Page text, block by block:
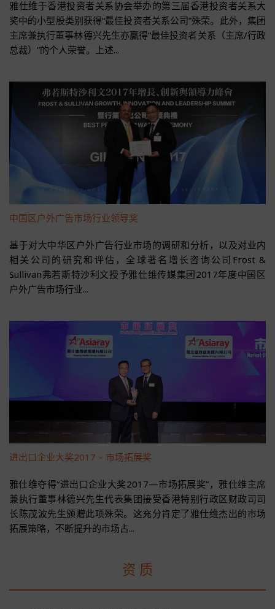
雅仕维于香港投资者关系协会举办的第三届香港投资者关系大
奖中的小型股类别获得“最佳投资者关系公司”殊荣。此外，集团
主席兼执行董事林德兴先生亦赢得“最佳投资者关系（主席/行政
总裁）”的个人荣誉。上述...
中国区户外广告市场行业领导奖
基于对大中华区户外广告行业市场的调研和分析，以及对业内
相关公司的研究和评估，全球著名增长咨询公司Frost &
Sullivan弗若斯特沙利文授予雅仕维传媒集团2017年度中国区
户外广告市场行业...
进出口企业大奖2017 – 市场拓展奖
雅仕维夺得“进出口企业大奖2017—市场拓展奖”，雅仕维主席
兼执行董事林德兴先生代表集团接受香港特别行政区财政司司
长陈茂波先生颁赠此项殊荣。这充分肯定了雅仕维杰出的市场
拓展策略，不断提升的市场占...
资 质